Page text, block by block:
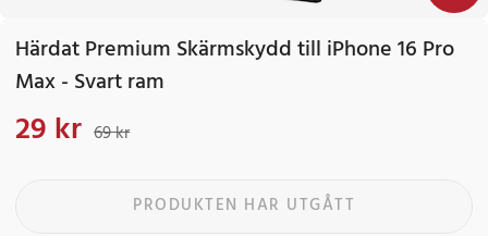
Härdat Premium Skärmskydd till iPhone 16 Pro
Max - Svart ram
Nuvarande pris
29 kr 69 kr
PRODUKTEN HAR UTGÅTT